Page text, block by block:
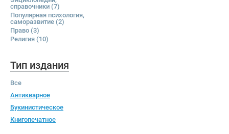
справочники (7)
Популярная психология,
саморазвитие (2)
Право (3)
Религия (10)
Тип издания
Все
Антикварное
Букинистическое
Книгопечатное